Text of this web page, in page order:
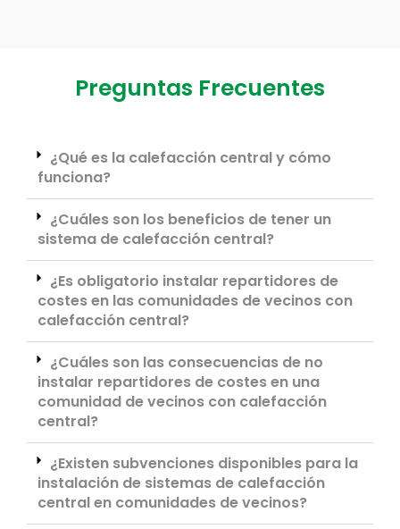
Preguntas Frecuentes
¿Qué es la calefacción central y cómo
funciona?
¿Cuáles son los beneficios de tener un
sistema de calefacción central?
¿Es obligatorio instalar repartidores de
costes en las comunidades de vecinos con
calefacción central?
¿Cuáles son las consecuencias de no
instalar repartidores de costes en una
comunidad de vecinos con calefacción
central?
¿Existen subvenciones disponibles para la
instalación de sistemas de calefacción
central en comunidades de vecinos?